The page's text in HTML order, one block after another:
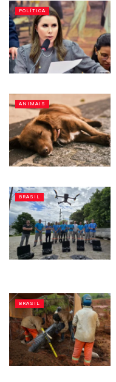
POLÍTICA
ANIMAIS
BRASIL
BRASIL